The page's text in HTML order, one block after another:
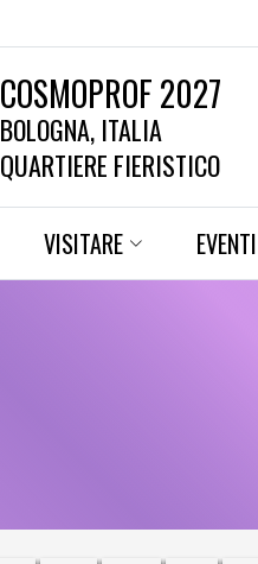
COSMOPROF 2027
BOLOGNA, ITALIA
QUARTIERE FIERISTICO
VISITARE EVENTI